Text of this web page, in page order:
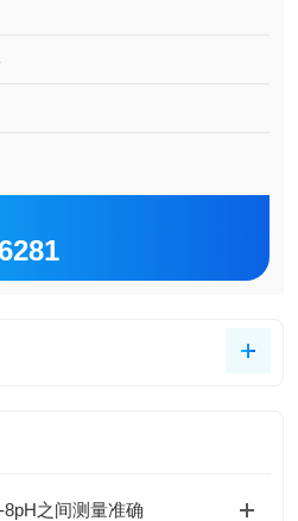
之间测量准确